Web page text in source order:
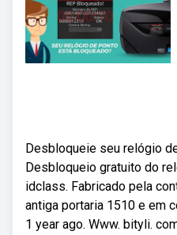
Desbloqueie seu relógio
Desbloqueio gratuito do
idclass. Fabricado pela
antiga portaria 1510 e em
1 year ago. Www. bityli.